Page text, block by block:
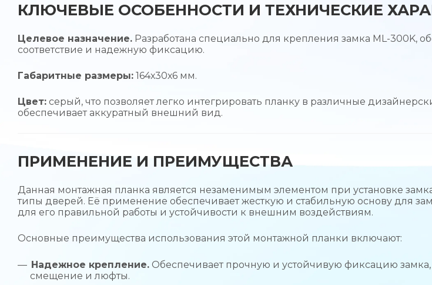
КЛЮЧЕВЫЕ ОСОБЕННОСТИ И ТЕХНИЧЕСКИЕ
Целевое назначение. Разработана специально для крепления замка ML-300K,
соответствие и надежную фиксацию.
Габаритные размеры: 164х30х6 мм.
Цвет: серый, что позволяет легко интегрировать планку в различные
обеспечивает аккуратный внешний вид.
ПРИМЕНЕНИЕ И ПРЕИМУЩЕСТВА
Данная монтажная планка является незаменимым элементом при установке
типы дверей. Её применение обеспечивает жесткую и стабильную основу для
для его правильной работы и устойчивости к внешним воздействиям.
Основные преимущества использования этой монтажной планки включают:
Надежное крепление. Обеспечивает прочную и устойчивую фиксацию
смещение и люфты.